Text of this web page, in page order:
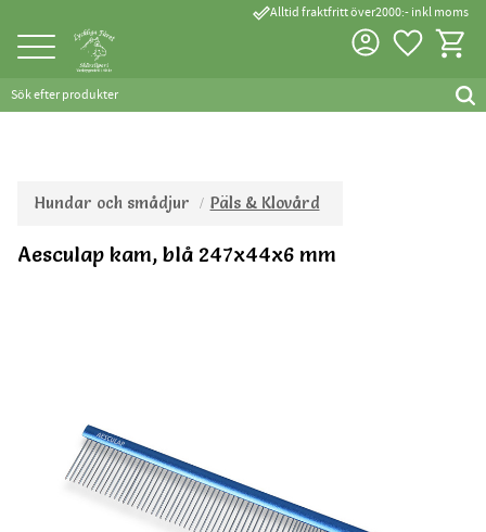
Meny
done_outlineAlltid fraktfritt över2000:- inkl moms
Favoriter
Hundar och smådjur Päls & Klovård
Aesculap kam, blå 247x44x6 mm